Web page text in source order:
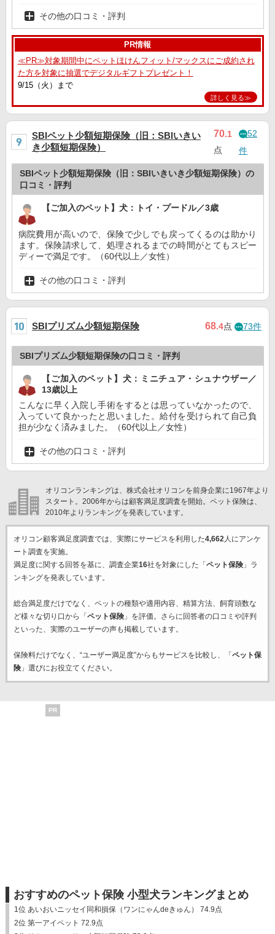
その他の口コミ・評判
PR情報
≪PR≫対象期間中にペットほけんフィット/マックスにご成約され
た方を対象に抽選でデジタルギフトプレゼント！
9/15（火）まで
詳しく見る≫
SBIペット少額短期保険（旧：SBIいきい
き少額短期保険）
70.1
点
52
件
SBIペット少額短期保険（旧：SBIいきいき少額短期保険）の
口コミ・評判
【ご加入のペット】犬：トイ・プードル／3歳
病院費用が高いので、保険で少しでも戻ってくるのは助かり
ます。保険請求して、処理されるまでの時間がとてもスピー
ディーで満足です。（60代以上／女性）
その他の口コミ・評判
SBIプリズム少額短期保険 68.4点 73件
SBIプリズム少額短期保険の口コミ・評判
【ご加入のペット】犬：ミニチュア・シュナウザー／
13歳以上
こんなに早く入院し手術をするとは思っていなかったので、
入っていて良かったと思いました。給付を受けられて自己負
担が少なく済みました。（60代以上／女性）
その他の口コミ・評判
オリコンランキングは、株式会社オリコンを前身企業に1967年より
スタート。2006年からは顧客満足度調査を開始。ペット保険は、
2010年よりランキングを発表しています。
オリコン顧客満足度調査では、実際にサービスを利用した4,662人にアンケ
ート調査を実施。
満足度に関する回答を基に、調査企業16社を対象にした「 ペット保険」ラ
ンキングを発表しています。
総合満足度だけでなく、ペットの種類や適用内容、精算方法、飼育頭数な
ど様々な切り口から「 ペット保険」を評価。さらに回答者の口コミや評判
といった、実際のユーザーの声も掲載しています。
保険料だけでなく、“ユーザー満足度”からもサービスを比較し、「 ペット保
険」選びにお役立てください。
PR
おすすめのペット保険 小型犬ランキングまとめ
1位 あいおいニッセイ同和損保（ワンにゃんdeきゅん） 74.9点
2位 第一アイペット 72.9点